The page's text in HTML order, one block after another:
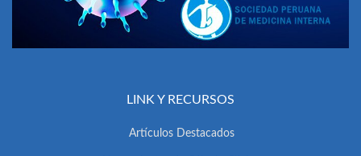
LINK Y RECURSOS
Artículos Destacados